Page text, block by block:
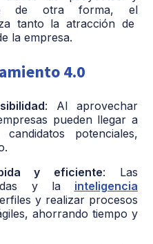
de otra forma, el
tanto la atracción de
la empresa.
4.0
: Al aprovechar
pueden llegar a
potenciales,
y eficiente: Las
y la inteligencia
y realizar procesos
ahorrando tiempo y